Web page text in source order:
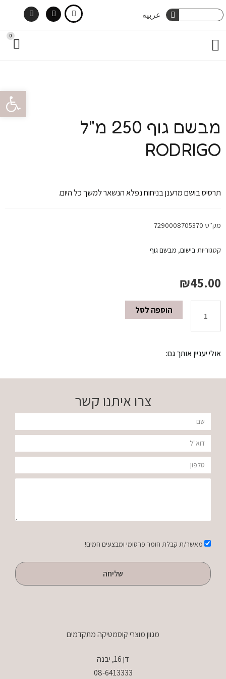
דילוג
חיפוש
חיפוש
عربيه
Facebook
Instagram
תפריט 0
מבשם גוף 250 מ"ל
RODRIGO
תרסיס בושם מרענן בניחוח נפלא הנשאר למשך כל היום.
מק"ט 7290008705370
קטגוריות בישום, מבשם גוף
₪45.00
כמות
250
מ"ל
RODRIGO
הוספה לסל
אולי יעניין אותך גם:
צרו איתנו קשר
שם
דוא"ל
טלפון
אישורמאשר/ת קבלת חומר פרסומי ומבצעים חמים!
שליחה
מגוון מוצרי קוסמטיקה מתקדמים
דן 16, יבנה
08-6413333
פתח